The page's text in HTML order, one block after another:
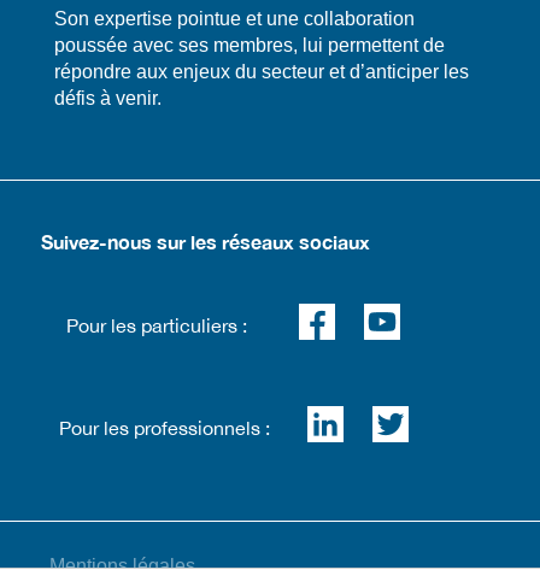
​​Son expertise pointue et une collaboration
poussée avec ses membres, lui permettent de
répondre aux enjeux du secteur et d’anticiper les
défis à venir.
Suivez-nous sur les réseaux sociaux
Pour les particuliers :
Pour les professionnels :
Mentions légales